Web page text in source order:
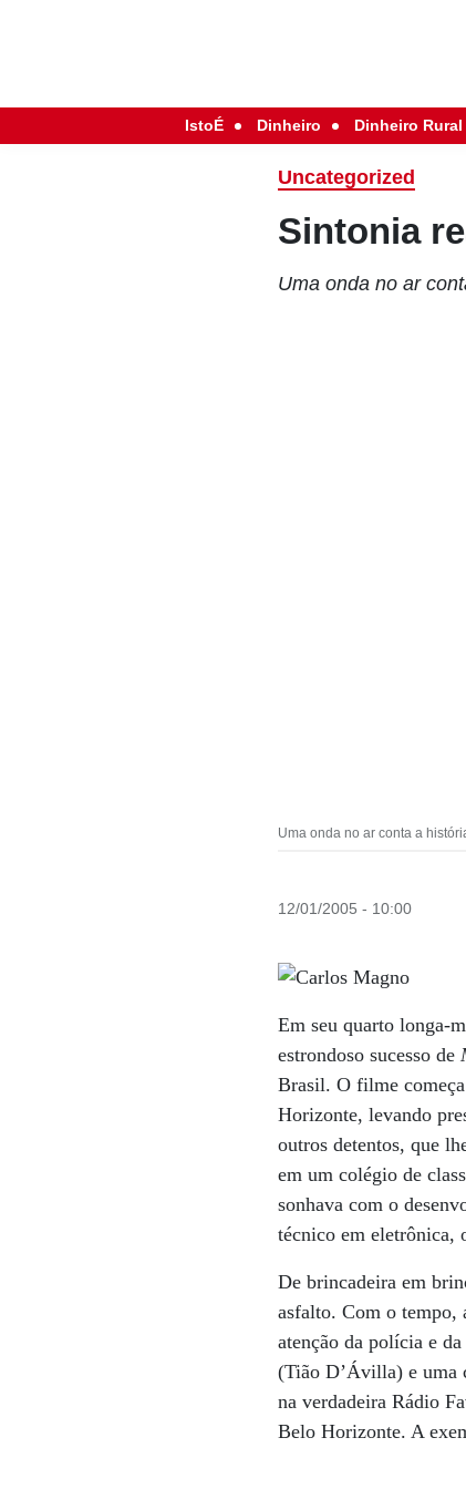
IstoÉ Dinheiro Dinheiro Rural
Uncategorized
Sintonia
Uma onda no ar
Uma onda no ar conta a
12/01/2005 - 10:00
Em seu quarto longa-
estrondoso sucesso de
Brasil. O filme
Horizonte, levando
outros detentos, que
em um colégio de
sonhava com o
técnico em eletrônica,
De brincadeira em
asfalto. Com o tempo,
atenção da polícia e
(Tião D’Ávilla) e uma
na verdadeira Rádio
Belo Horizonte. A